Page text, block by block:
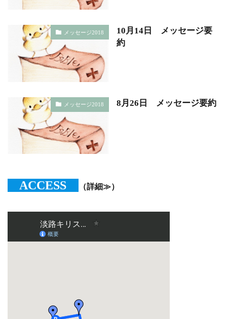
メッセージ2018
10月14日 メッセージ要
約
メッセージ2018 8月26日 メッセージ要約
ACCESS （詳細≫）